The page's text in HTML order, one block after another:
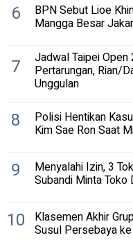
6 BPN Sebut Lioe
Mangga Besar
7 Jadwal Taipei Open
Pertarungan, Rian/
Unggulan
8 Polisi Hentikan
Kim Sae Ron Saat
9 Menyalahi Izin, 3
Subandi Minta Toko
10 Klasemen Akhir
Susul Persebaya